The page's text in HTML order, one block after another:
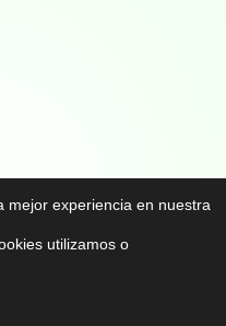
mejor experiencia en nuestra
utilizamos o